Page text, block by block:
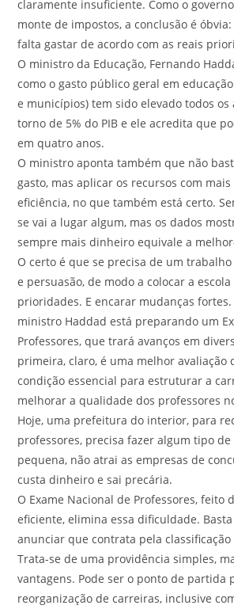
claramente insuficiente. Como o
monte de impostos, a conclusão é
falta gastar de acordo com as reais
O ministro da Educação, Fernando
como o gasto público geral em
e municípios) tem sido elevado todos os
torno de 5% do PIB e ele acredita que
em quatro anos.
O ministro aponta também que não
gasto, mas aplicar os recursos com
eficiência, no que também está certo.
se vai a lugar algum, mas os dados
sempre mais dinheiro equivale a
O certo é que se precisa de um
e persuasão, de modo a colocar a
prioridades. E encarar mudanças
ministro Haddad está preparando um
Professores, que trará avanços em
primeira, claro, é uma melhor avaliação
condição essencial para estruturar a
melhorar a qualidade dos professores
Hoje, uma prefeitura do interior, para
professores, precisa fazer algum tipo de
pequena, não atrai as empresas de
custa dinheiro e sai precária.
O Exame Nacional de Professores, feito
eficiente, elimina essa dificuldade.
anunciar que contrata pela
Trata-se de uma providência simples,
vantagens. Pode ser o ponto de partida
reorganização de carreiras, inclusive